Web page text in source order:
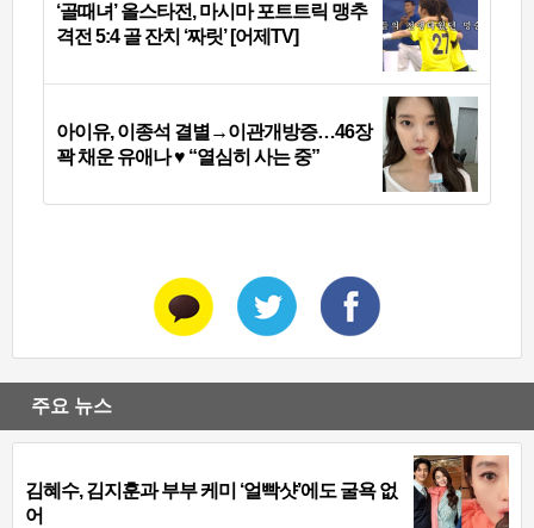
‘골때녀’ 올스타전, 마시마 포트트릭 맹추
격전 5:4 골 잔치 ‘짜릿’ [어제TV]
아이유, 이종석 결별→이관개방증…46장
꽉 채운 유애나 ♥ “열심히 사는 중”
주요 뉴스
김혜수, 김지훈과 부부 케미 ‘얼빡샷’에도 굴욕 없
어